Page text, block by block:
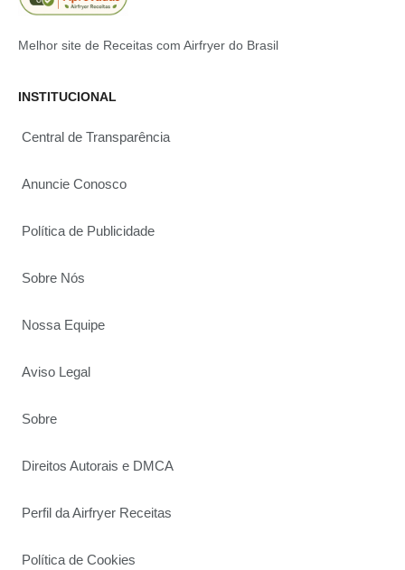
Melhor site de Receitas com Airfryer do Brasil
INSTITUCIONAL
Central de Transparência
Anuncie Conosco
Política de Publicidade
Sobre Nós
Nossa Equipe
Aviso Legal
Sobre
Direitos Autorais e DMCA
Perfil da Airfryer Receitas
Política de Cookies